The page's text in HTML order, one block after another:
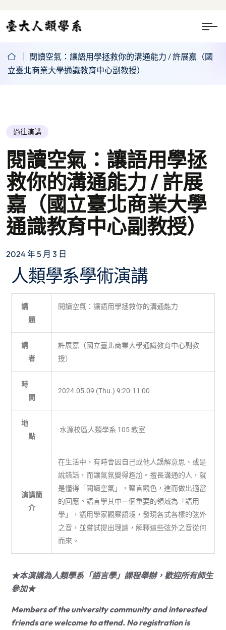
閱讀空氣：讓語用學拯救你的溝通能力 / 許展嘉（國
立臺北商業大學通識教育中心副教授）
過往演講
閱讀空氣：讓語用學拯
救你的溝通能力 / 許展
嘉（國立臺北商業大學
通識教育中心副教授）
2024 年 5 月 3 日
人類學系學術演講
講
題
閱讀空氣：讓語用學拯救你的溝通能力
講
者
許展嘉（國立臺北商業大學通識教育中心副教
授）
時
間
2024.05.09 (Thu.) 9:20-11:00
地
點
水源校區人類學系 105 教室
演講簡
介
在生活中，有時會因自己或他人誤解意思、或是
說錯話，而讓氣氛變得尷尬。擅長溝通的人，就
是懂得「閱讀空氣」，察言觀色，進而做出適當
的回應。語言學其中一個重要的領域為「語用
學」，語用學家觀察語境，發現各式各樣的弦外
之音，並嘗試提出理論，解釋這些弦外之音從何
而來。
★本演講為人類學系「語言學」課程舉辦，歡迎所有師生
參加★
Members of the university community and interested
friends are welcome to attend. No registration is